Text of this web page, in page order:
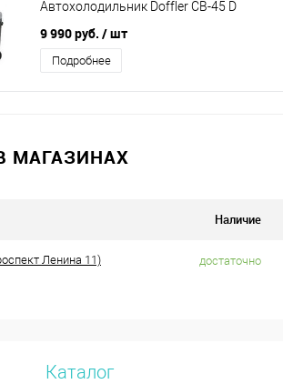
Автохолодильник Doffler CB-45 D
9 990 руб. / шт
Подробнее
МАГАЗИНАХ
Наличие
Ленина 11) достаточно
Каталог